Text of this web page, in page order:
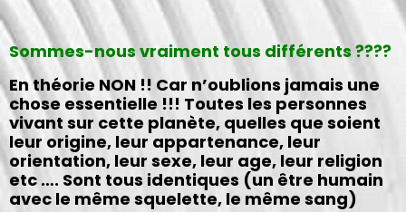
Sommes-nous vraiment tous différents ????
En théorie NON !! Car n’oublions jamais une
chose essentielle !!! Toutes les personnes
vivant sur cette planète, quelles que soient
leur origine, leur appartenance, leur
orientation, leur sexe, leur age, leur religion
etc …. Sont tous identiques (un être humain
avec le même squelette, le même sang)